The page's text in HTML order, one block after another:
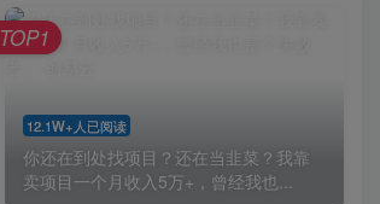
12.1W+人已阅读
你还在到处找项目？还在当韭菜？我靠
卖项目一个月收入5万+，曾经我也...
TOP1